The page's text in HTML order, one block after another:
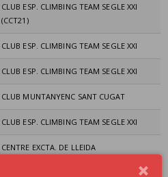
CLUB ESP. CLIMBING TEAM SEGLE XXI
(CCT21)
CLUB ESP. CLIMBING TEAM SEGLE XXI
CLUB ESP. CLIMBING TEAM SEGLE XXI
CLUB MUNTANYENC SANT CUGAT
CLUB ESP. CLIMBING TEAM SEGLE XXI
CENTRE EXCTA. DE LLEIDA